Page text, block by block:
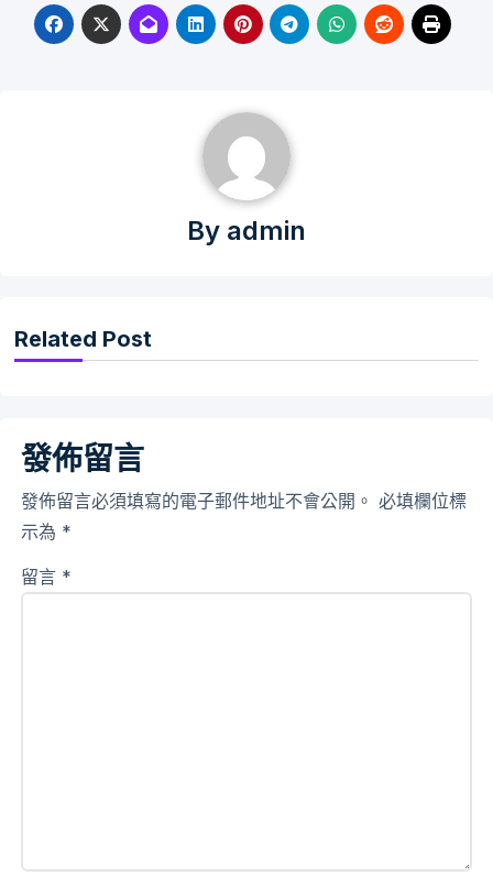
By admin
Related Post
發佈留言
發佈留言必須填寫的電子郵件地址不會公開。 必填欄位標
示為 *
留言 *